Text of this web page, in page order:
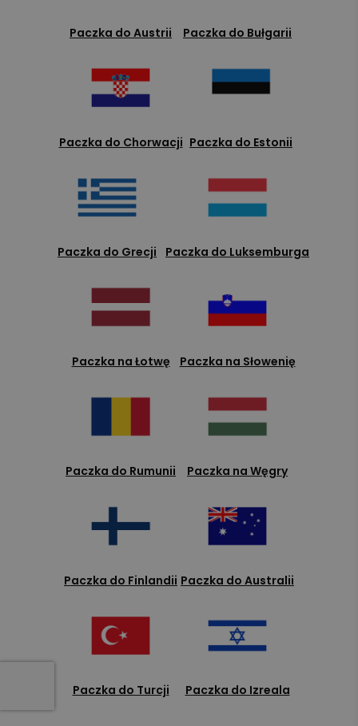
Paczka do Austrii Paczka do Bułgarii
Paczka do Chorwacji Paczka do Estonii
Paczka do Grecji Paczka do Luksemburga
Paczka na Łotwę Paczka na Słowenię
Paczka do Rumunii Paczka na Węgry
Paczka do Finlandii Paczka do Australii
Paczka do Turcji Paczka do Izreala